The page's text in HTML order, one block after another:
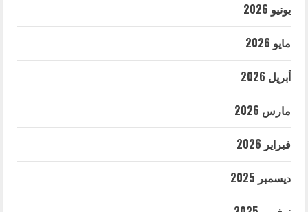
يونيو 2026
مايو 2026
أبريل 2026
مارس 2026
فبراير 2026
ديسمبر 2025